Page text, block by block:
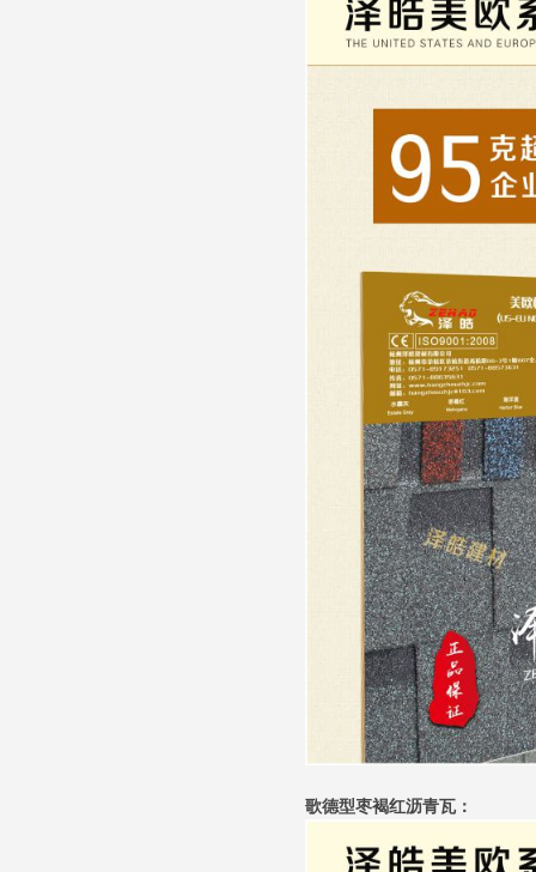
歌德型枣褐红沥青瓦：